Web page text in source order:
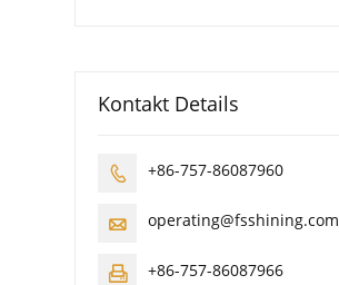
Kontakt Details
 +86-757-86087960
 operating@fsshining.com
 +86-757-86087966